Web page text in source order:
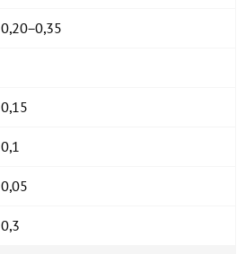
0,20−0,35
0,15
0,1
0,05
0,3